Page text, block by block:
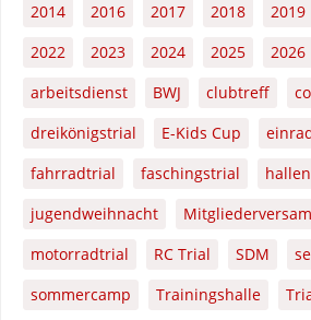
2014
2016 2017 2018 2019
2022
2023 2024 2025 2026
arbeitsdienst
BWJ clubtreff
dreikönigstrial
E-Kids Cup
fahrradtrial
faschingstrial
jugendweihnacht
motorradtrial
RC Trial SDM
sommercamp
Trainingshalle